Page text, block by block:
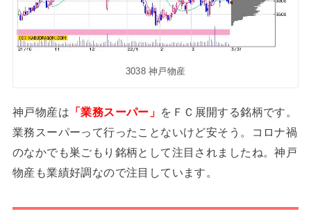
3038 神戸物産
神戸物産は 「業務スーパー」 をＦＣ展開する銘柄です。
業務スーパーって行ったことないけど安そう。コロナ禍
のなかでも巣ごもり銘柄として注目されましたね。神戸
物産も業績好調なので注目しています。